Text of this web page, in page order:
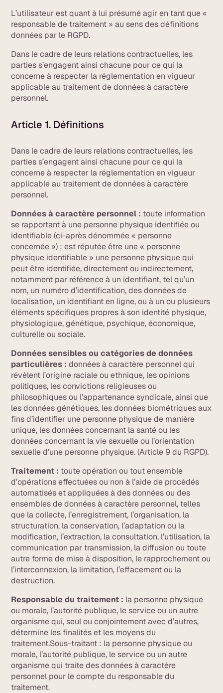
L’utilisateur est quant à lui présumé agir en tant que «
responsable de traitement » au sens des définitions
données par le RGPD.
Dans le cadre de leurs relations contractuelles, les
parties s’engagent ainsi chacune pour ce qui la
concerne à respecter la réglementation en vigueur
applicable au traitement de données à caractère
personnel.
Article 1. Définitions
Dans le cadre de leurs relations contractuelles, les
parties s’engagent ainsi chacune pour ce qui la
concerne à respecter la réglementation en vigueur
applicable au traitement de données à caractère
personnel.
Données à caractère personnel : toute information
se rapportant à une personne physique identifiée ou
identifiable (ci-après dénommée « personne
concernée ») ; est réputée être une « personne
physique identifiable » une personne physique qui
peut être identifiée, directement ou indirectement,
notamment par référence à un identifiant, tel qu’un
nom, un numéro d’identification, des données de
localisation, un identifiant en ligne, ou à un ou plusieurs
éléments spécifiques propres à son identité physique,
physiologique, génétique, psychique, économique,
culturelle ou sociale.
Données sensibles ou catégories de données
particulières :données à caractère personnel qui
révèlent l’origine raciale ou ethnique, les opinions
politiques, les convictions religieuses ou
philosophiques ou l’appartenance syndicale, ainsi que
les données génétiques, les données biométriques aux
fins d’identifier une personne physique de manière
unique, les données concernant la santé ou les
données concernant la vie sexuelle ou l’orientation
sexuelle d’une personne physique. (Article 9 du RGPD).
Traitement : toute opération ou tout ensemble
d’opérations effectuées ou non à l’aide de procédés
automatisés et appliquées à des données ou des
ensembles de données à caractère personnel, telles
que la collecte, l’enregistrement, l’organisation, la
structuration, la conservation, l’adaptation ou la
modification, l’extraction, la consultation, l’utilisation, la
communication par transmission, la diffusion ou toute
autre forme de mise à disposition, le rapprochement ou
l’interconnexion, la limitation, l’effacement ou la
destruction.
Responsable du traitement : la personne physique
ou morale, l’autorité publique, le service ou un autre
organisme qui, seul ou conjointement avec d’autres,
détermine les finalités et les moyens du
traitement.Sous-traitant : la personne physique ou
morale, l’autorité publique, le service ou un autre
organisme qui traite des données à caractère
personnel pour le compte du responsable du
traitement.